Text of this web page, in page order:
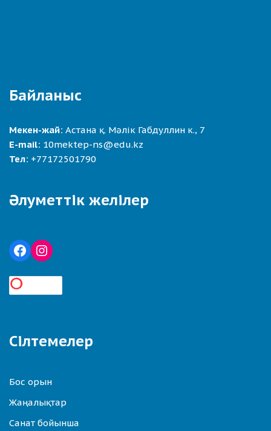
Байланыс
Мекен-жай: Астана қ. Мәлік Габдуллин к., 7
E-mail: 10mektep-ns@edu.kz
Тел: +77172501790
Әлуметтік желілер
Сілтемелер
Бос орын
Жаңалықтар
Санат бойынша